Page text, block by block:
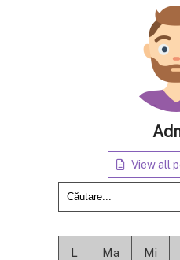
View all
L Ma Mi